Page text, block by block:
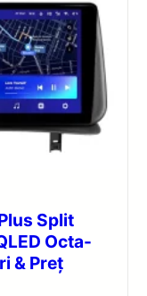
Split
Octa-
& Preț